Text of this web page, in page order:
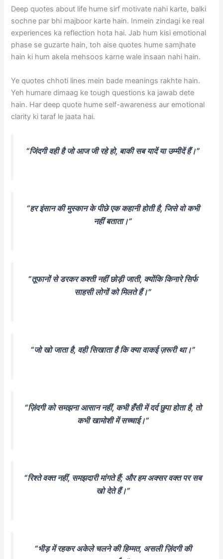
Deep quotes about life hume sirf motivate nahi karte, balki
sochne par bhi majboor karte hain. Inmein zindagi ke real
experiences ka reflection hota hai. Jab hum kisi emotional
phase se guzarte hain, toh aise quotes hume samjhate
hain ki hum akela mehsoos karne wale insaan nahi hain.
Ye quotes chhoti lines mein bade meanings rakhte hain.
Yeh humare dimaag ke tough questions ka jawab dete
hain. Har deep quote hume self-awareness aur emotional
clarity ki taraf le jaata hai.
“जिंदगी वही है जो आज जी रहे हो, बाकी सब यादें या उम्मीदें हैं।”
“हर इंसान की मुस्कान के पीछे एक कहानी होती है, जिसे वो कभी
नहीं बताता।”
“तूफानों से डरकर कश्ती नहीं छोड़ी जाती, क्योंकि किनारे सिर्फ
साहसी लोगों को मिलते हैं।”
“जो खो जाता है, वही सिखाता है कि क्या वाकई ज़रूरी था।”
“ज़िंदगी को समझना आसान नहीं, कभी हँसी में दर्द छुपा होता है, तो
कभी खामोशी में सच्चाई।”
“रिश्ते वक्त नहीं, समझदारी मांगते हैं; और हम अक्सर वक्त पर सब
खो देते हैं।”
“भीड़ में रहकर अकेले चलने की हिम्मत, असली ज़िंदगी की